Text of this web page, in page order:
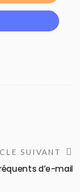
SUIVANT
d’e-mail